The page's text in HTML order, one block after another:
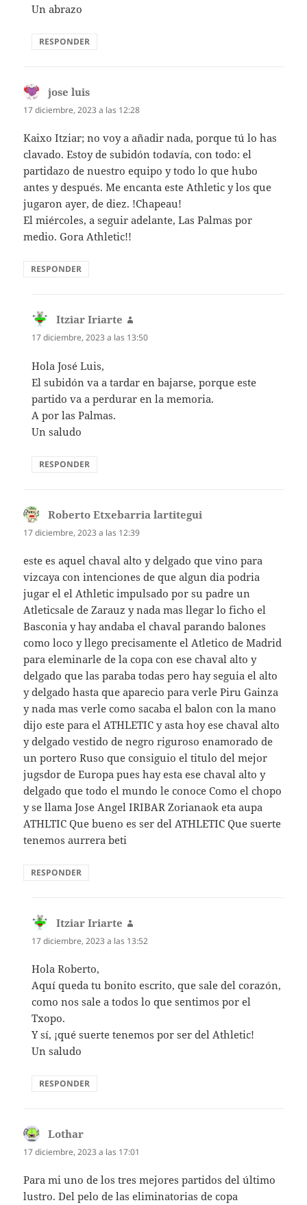
Un abrazo
RESPONDER
jose luis
17 diciembre, 2023 a las 12:28
Kaixo Itziar; no voy a añadir nada, porque tú lo has
clavado. Estoy de subidón todavía, con todo: el
partidazo de nuestro equipo y todo lo que hubo
antes y después. Me encanta este Athletic y los que
jugaron ayer, de diez. !Chapeau!
El miércoles, a seguir adelante, Las Palmas por
medio. Gora Athletic!!
RESPONDER
Itziar Iriarte
17 diciembre, 2023 a las 13:50
Hola José Luis,
El subidón va a tardar en bajarse, porque este
partido va a perdurar en la memoria.
A por las Palmas.
Un saludo
RESPONDER
Roberto Etxebarria lartitegui
17 diciembre, 2023 a las 12:39
este es aquel chaval alto y delgado que vino para
vizcaya con intenciones de que algun dia podria
jugar el el Athletic impulsado por su padre un
Atleticsale de Zarauz y nada mas llegar lo ficho el
Basconia y hay andaba el chaval parando balones
como loco y llego precisamente el Atletico de Madrid
para eleminarle de la copa con ese chaval alto y
delgado que las paraba todas pero hay seguia el alto
y delgado hasta que aparecio para verle Piru Gainza
y nada mas verle como sacaba el balon con la mano
dijo este para el ATHLETIC y asta hoy ese chaval alto
y delgado vestido de negro riguroso enamorado de
un portero Ruso que consiguio el titulo del mejor
jugsdor de Europa pues hay esta ese chaval alto y
delgado que todo el mundo le conoce Como el chopo
y se llama Jose Angel IRIBAR Zorianaok eta aupa
ATHLTIC Que bueno es ser del ATHLETIC Que suerte
tenemos aurrera beti
RESPONDER
Itziar Iriarte
17 diciembre, 2023 a las 13:52
Hola Roberto,
Aquí queda tu bonito escrito, que sale del corazón,
como nos sale a todos lo que sentimos por el
Txopo.
Y sí, ¡qué suerte tenemos por ser del Athletic!
Un saludo
RESPONDER
Lothar
17 diciembre, 2023 a las 17:01
Para mi uno de los tres mejores partidos del último
lustro. Del pelo de las eliminatorias de copa